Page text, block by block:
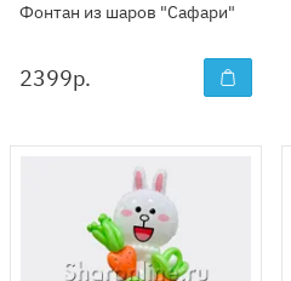
Фонтан из шаров "Сафари"
2399р.